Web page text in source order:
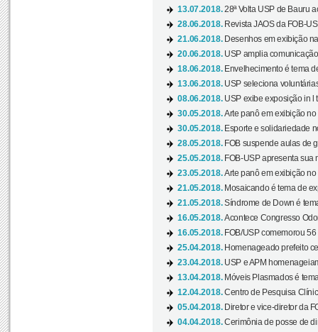
13.07.2018.28ª Volta USP de Bauru
28.06.2018. Revista JAOS da FOB-
21.06.2018. Desenhos em exibição
20.06.2018. USP amplia
18.06.2018. Envelhecimento é tema
13.06.2018. USP seleciona
08.06.2018. USP exibe exposição in l
30.05.2018.Arte panô em exibição no
30.05.2018. Esporte e solidariedade
28.05.2018. FOB suspende aulas de
25.05.2018. FOB-USP apresenta sua
23.05.2018.Arte panô em exibição no
21.05.2018. Mosaicando é tema de
21.05.2018.Síndrome de Down é
16.05.2018.Acontece Congresso
16.05.2018. FOB/USP comemorou
25.04.2018. Homenageado prefeito
23.04.2018. USP e APM
13.04.2018. Móveis Plasmados é
12.04.2018.Centro de Pesquisa
05.04.2018. Diretor e vice-diretor da
04.04.2018.Cerimônia de posse de